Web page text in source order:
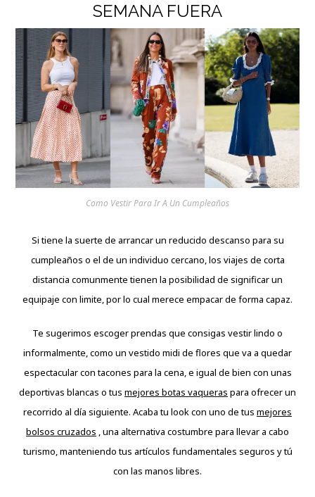
SEMANA FUERA
Como Vestir Para Ir A Un Cumpleaños
Si tiene la suerte de arrancar un reducido descanso para su
cumpleaños o el de un individuo cercano, los viajes de corta
distancia comunmente tienen la posibilidad de significar un
equipaje con limite, por lo cual merece empacar de forma capaz.
Te sugerimos escoger prendas que consigas vestir lindo o
informalmente, como un vestido midi de flores que va a quedar
espectacular con tacones para la cena, e igual de bien con unas
deportivas blancas o tus mejores botas vaqueras para ofrecer un
recorrido al día siguiente. Acaba tu look con uno de tus mejores
bolsos cruzados , una alternativa costumbre para llevar a cabo
turismo, manteniendo tus artículos fundamentales seguros y tú
con las manos libres.